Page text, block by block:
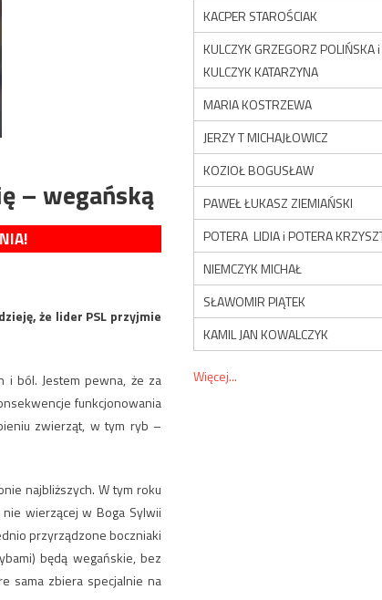
– wegańską
że lider PSL przyjmie
i ból. Jestem pewna, że za
funkcjonowania
zwierząt, w tym ryb –
najbliższych. W tym roku
wierzącej w Boga Sylwii
przyrządzone boczniaki
będą wegańskie, bez
sama zbiera specjalnie na
KACPER STAROŚCIAK
KULCZYK GRZEGORZ POLIŃSKA i
KULCZYK KATARZYNA
MARIA KOSTRZEWA
JERZY T MICHAJŁOWICZ
KOZIOŁ BOGUSŁAW
PAWEŁ ŁUKASZ ZIEMIAŃSKI
POTERA LIDIA i POTERA
NIEMCZYK MICHAŁ
SŁAWOMIR PIĄTEK
KAMIL JAN KOWALCZYK
Więcej...